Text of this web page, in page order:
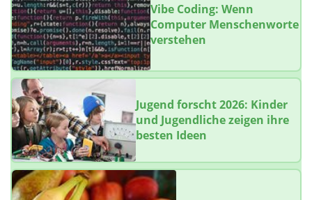
Vibe Coding: Wenn
Computer Menschenworte
verstehen
Jugend forscht 2026: Kinder
und Jugendliche zeigen ihre
besten Ideen